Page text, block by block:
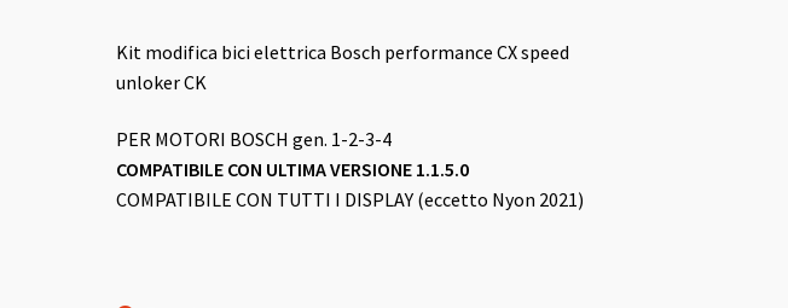
Kit modifica bici elettrica Bosch performance CX speed
unloker CK
PER MOTORI BOSCH gen. 1-2-3-4
COMPATIBILE CON ULTIMA VERSIONE 1.1.5.0
COMPATIBILE CON TUTTI I DISPLAY (eccetto Nyon 2021)